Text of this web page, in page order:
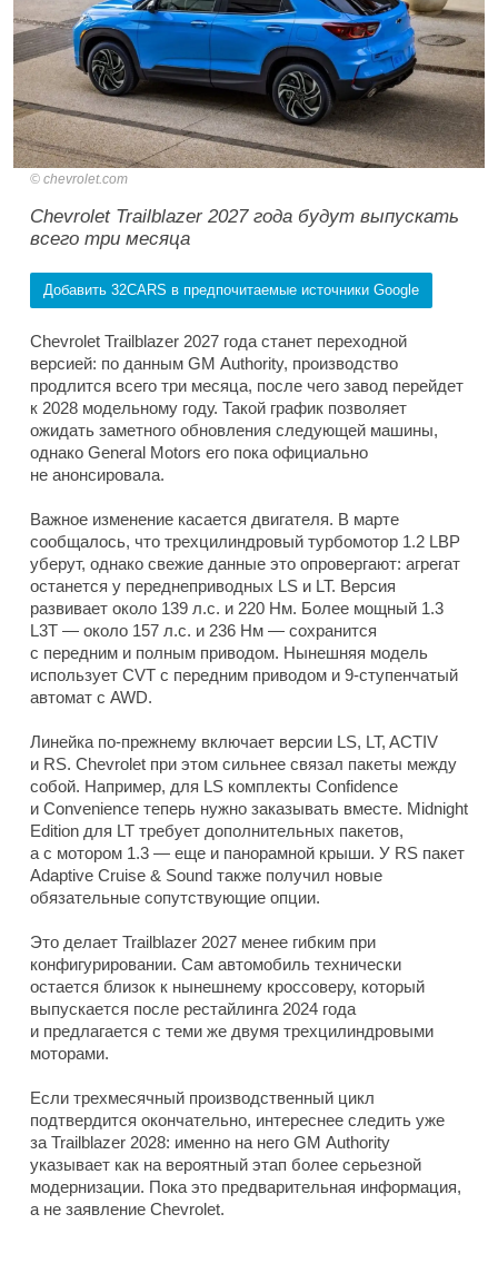
chevrolet.com
Chevrolet Trailblazer 2027 года будут выпускать
всего три месяца
Добавить 32CARS в предпочитаемые источники Google
Chevrolet Trailblazer 2027 года станет переходной
версией: по данным GM Authority, производство
продлится всего три месяца, после чего завод перейдет
к 2028 модельному году. Такой график позволяет
ожидать заметного обновления следующей машины,
однако General Motors его пока официально
не анонсировала.
Важное изменение касается двигателя. В марте
сообщалось, что трехцилиндровый турбомотор 1.2 LBP
уберут, однако свежие данные это опровергают: агрегат
останется у переднеприводных LS и LT. Версия
развивает около 139 л.с. и 220 Нм. Более мощный 1.3
L3T — около 157 л.с. и 236 Нм — сохранится
с передним и полным приводом. Нынешняя модель
использует CVT с передним приводом и 9-ступенчатый
автомат с AWD.
Линейка по-прежнему включает версии LS, LT, ACTIV
и RS. Chevrolet при этом сильнее связал пакеты между
собой. Например, для LS комплекты Confidence
и Convenience теперь нужно заказывать вместе. Midnight
Edition для LT требует дополнительных пакетов,
а с мотором 1.3 — еще и панорамной крыши. У RS пакет
Adaptive Cruise & Sound также получил новые
обязательные сопутствующие опции.
Это делает Trailblazer 2027 менее гибким при
конфигурировании. Сам автомобиль технически
остается близок к нынешнему кроссоверу, который
выпускается после рестайлинга 2024 года
и предлагается с теми же двумя трехцилиндровыми
моторами.
Если трехмесячный производственный цикл
подтвердится окончательно, интереснее следить уже
за Trailblazer 2028: именно на него GM Authority
указывает как на вероятный этап более серьезной
модернизации. Пока это предварительная информация,
а не заявление Chevrolet.